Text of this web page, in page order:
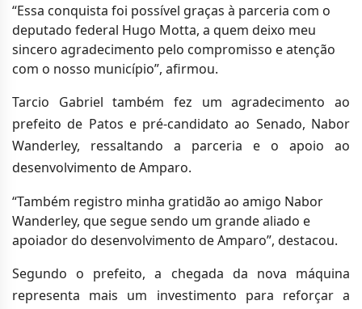
“Essa conquista foi possível graças à parceria com o
deputado federal Hugo Motta, a quem deixo meu
sincero agradecimento pelo compromisso e atenção
com o nosso município”, afirmou.
Tarcio Gabriel também fez um agradecimento ao
prefeito de Patos e pré-candidato ao Senado, Nabor
Wanderley, ressaltando a parceria e o apoio ao
desenvolvimento de Amparo.
“Também registro minha gratidão ao amigo Nabor
Wanderley, que segue sendo um grande aliado e
apoiador do desenvolvimento de Amparo”, destacou.
Segundo o prefeito, a chegada da nova máquina
representa mais um investimento para reforçar a